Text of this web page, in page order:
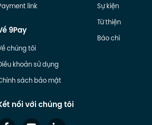
link
9Pay
chúng tôi
khoản sử dụng
sách bảo mật
nối với chúng tôi
Sự kiện
Từ thiện
Báo chí